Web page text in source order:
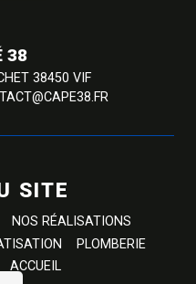
38
38450 VIF
SITE
NOS RÉALISATIONS
PLOMBERIE
ACCUEIL